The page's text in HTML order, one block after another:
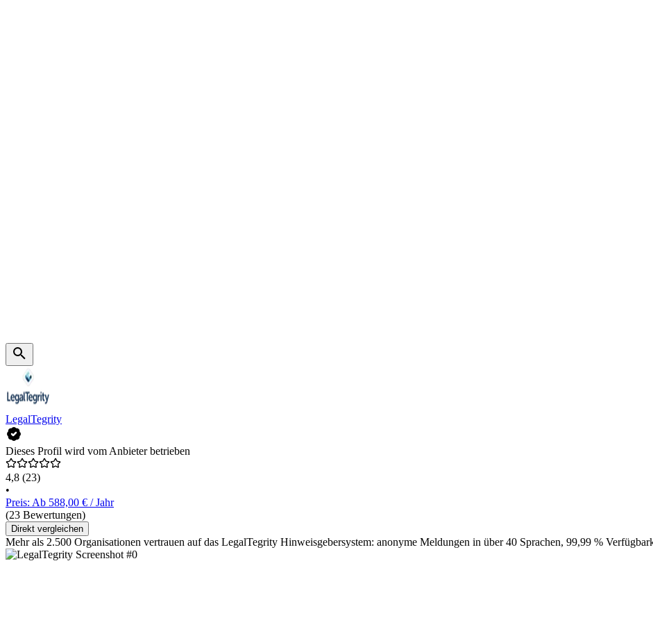
LegalTegrity
Dieses Profil wird vom Anbieter betrieben
4,8 (23)
•
Preis: Ab 588,00 € / Jahr
(23 Bewertungen)
Direkt vergleichen
Mehr als 2.500 Organisationen vertrauen auf das LegalTegrity Hinweisgebersystem: anonyme Meldungen in über 40 Sprachen, 99,99 %